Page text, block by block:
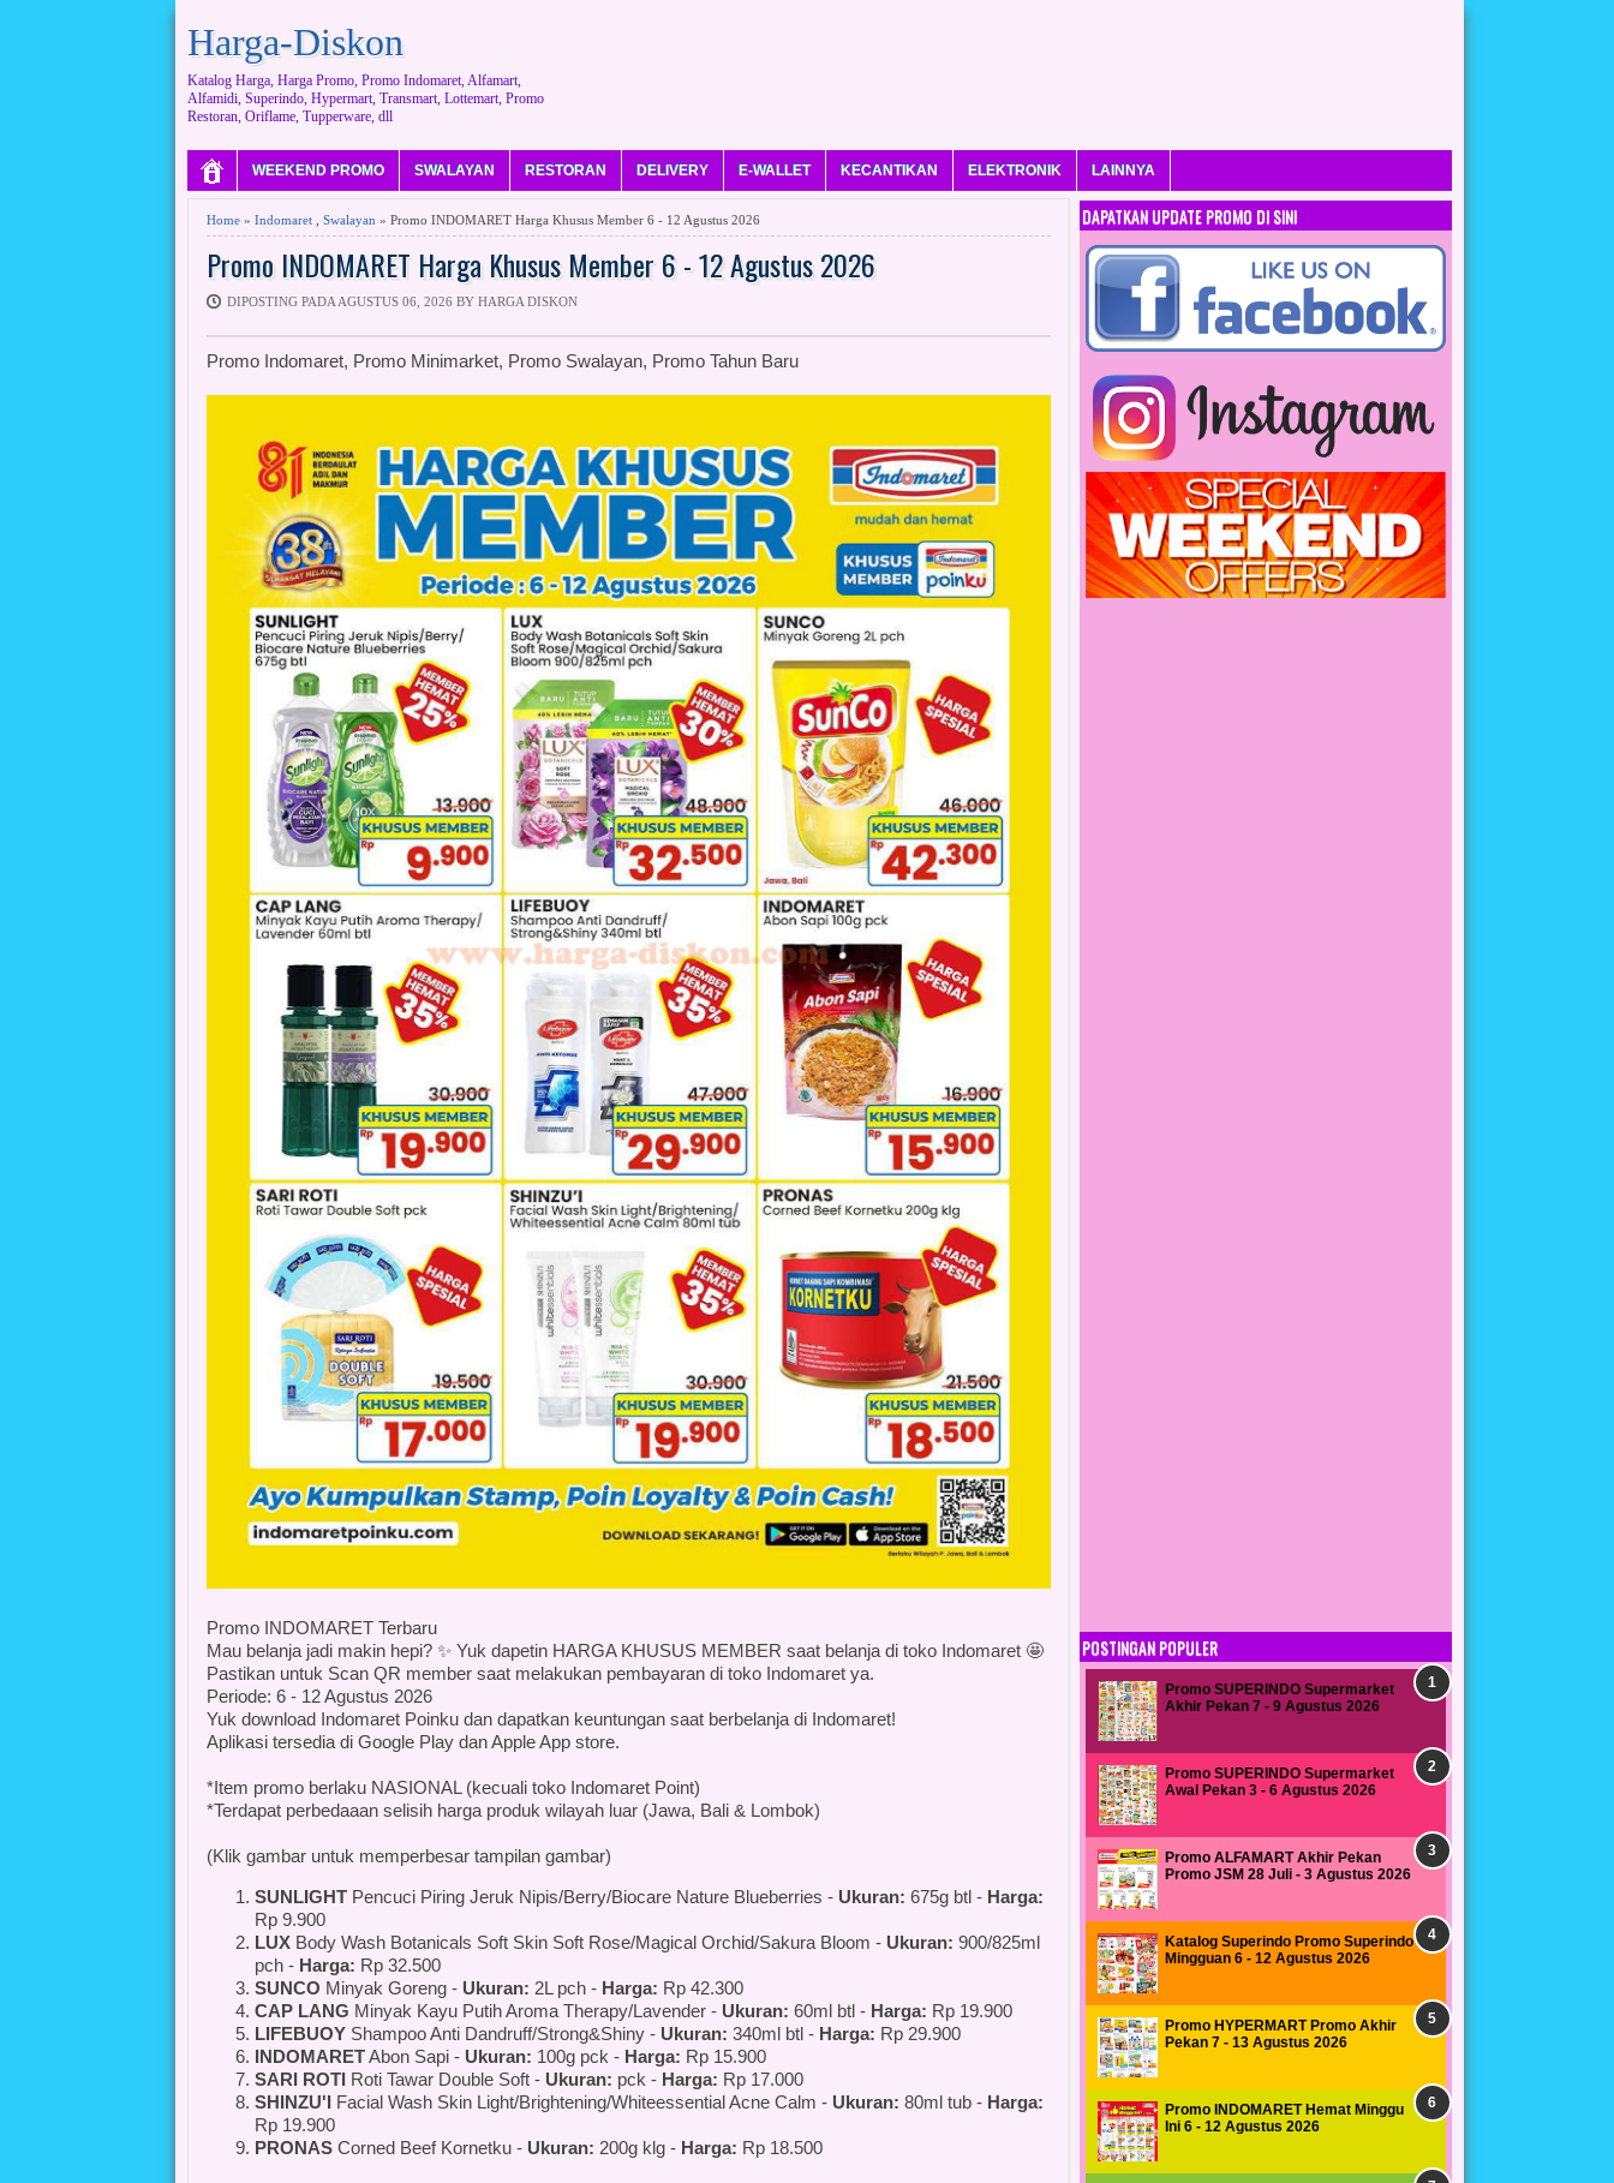
Harga-Diskon
Katalog Harga, Harga Promo, Promo Indomaret, Alfamart,
Alfamidi, Superindo, Hypermart, Transmart, Lottemart, Promo
Restoran, Oriflame, Tupperware, dll
WEEKEND PROMO SWALAYAN RESTORAN DELIVERY E-WALLET KECANTIKAN ELEKTRONIK LAINNYA
Home» Indomaret, Swalayan » Promo INDOMARET Harga Khusus Member 6 - 12 Agustus 2026
Promo INDOMARET Harga Khusus Member 6 - 12 Agustus 2026
DIPOSTING PADA AGUSTUS 06, 2026 BY HARGA DISKON
Promo Indomaret, Promo Minimarket, Promo Swalayan, Promo Tahun Baru
Promo INDOMARET Terbaru
Mau belanja jadi makin hepi? ✨ Yuk dapetin HARGA KHUSUS MEMBER saat belanja di toko Indomaret 🤩
Pastikan untuk Scan QR member saat melakukan pembayaran di toko Indomaret ya.
Periode: 6 - 12 Agustus 2026
Yuk download Indomaret Poinku dan dapatkan keuntungan saat berbelanja di Indomaret!
Aplikasi tersedia di Google Play dan Apple App store.
*Item promo berlaku NASIONAL (kecuali toko Indomaret Point)
*Terdapat perbedaaan selisih harga produk wilayah luar (Jawa, Bali & Lombok)
(Klik gambar untuk memperbesar tampilan gambar)
SUNLIGHTPencuci Piring Jeruk Nipis/Berry/Biocare Nature Blueberries - Ukuran: 675g btl - Harga:
Rp 9.900
LUXBody Wash Botanicals Soft Skin Soft Rose/Magical Orchid/Sakura Bloom - Ukuran: 900/825ml
pch - Harga: Rp 32.500
SUNCO Minyak Goreng - Ukuran: 2L pch - Harga: Rp 42.300
CAP LANG Minyak Kayu Putih Aroma Therapy/Lavender - Ukuran: 60ml btl - Harga: Rp 19.900
LIFEBUOYShampoo Anti Dandruff/Strong&Shiny - Ukuran: 340ml btl - Harga: Rp 29.900
INDOMARETAbon Sapi - Ukuran: 100g pck - Harga: Rp 15.900
SARI ROTIRoti Tawar Double Soft - Ukuran: pck - Harga: Rp 17.000
SHINZU'IFacial Wash Skin Light/Brightening/Whiteessential Acne Calm - Ukuran: 80ml tub - Harga:
Rp 19.900
PRONASCorned Beef Kornetku - Ukuran: 200g klg - Harga: Rp 18.500
DAPATKAN UPDATE PROMO DI SINI
POSTINGAN POPULER
Promo SUPERINDO Supermarket
Akhir Pekan 7 - 9 Agustus 2026
Promo SUPERINDO Supermarket
Awal Pekan 3 - 6 Agustus 2026
Promo ALFAMART Akhir Pekan
Promo JSM 28 Juli - 3 Agustus 2026
Katalog Superindo Promo Superindo
Mingguan 6 - 12 Agustus 2026
Promo HYPERMART Promo Akhir
Pekan 7 - 13 Agustus 2026
Promo INDOMARET Hemat Minggu
Ini 6 - 12 Agustus 2026